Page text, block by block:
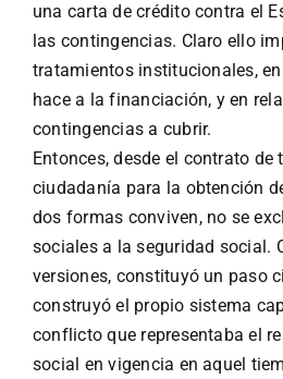
una carta de crédito contra el
las contingencias. Claro ello
tratamientos institucionales,
hace a la financiación, y en
contingencias a cubrir.
Entonces, desde el contrato de
ciudadanía para la obtención
dos formas conviven, no se
sociales a la seguridad social.
versiones, constituyó un paso
construyó el propio sistema
conflicto que representaba el
social en vigencia en aquel